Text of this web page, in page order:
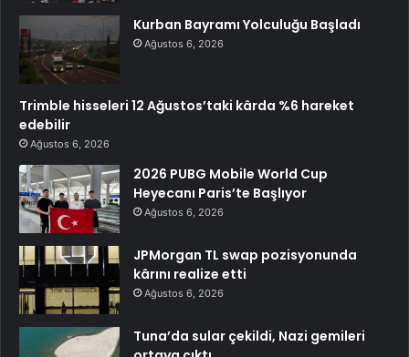
Kurban Bayramı Yolculuğu Başladı
Ağustos 6, 2026
Trimble hisseleri 12 Ağustos’taki kârda %6 hareket
edebilir
Ağustos 6, 2026
2026 PUBG Mobile World Cup
Heyecanı Paris’te Başlıyor
Ağustos 6, 2026
JPMorgan TL swap pozisyonunda
kârını realize etti
Ağustos 6, 2026
Tuna’da sular çekildi, Nazi gemileri